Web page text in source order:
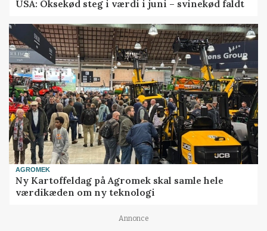
USA: Oksekød steg i værdi i juni – svinekød faldt
AGROMEK
Ny Kartoffeldag på Agromek skal samle hele
værdikæden om ny teknologi
Annonce